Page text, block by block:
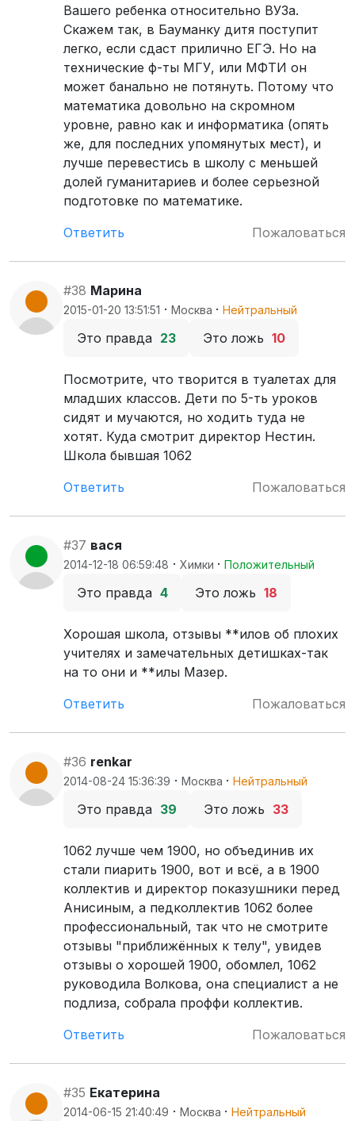
Вашего ребенка относительно ВУЗа.
Скажем так, в Бауманку дитя поступит
легко, если сдаст прилично ЕГЭ. Но на
технические ф-ты МГУ, или МФТИ он
может банально не потянуть. Потому что
математика довольно на скромном
уровне, равно как и информатика (опять
же, для последних упомянутых мест), и
лучше перевестись в школу с меньшей
долей гуманитариев и более серьезной
подготовке по математике.
Ответить
Пожаловаться
#38 Марина
2015-01-20 13:51:51 · Москва · Нейтральный
Это правда 23 Это ложь 10
Посмотрите, что творится в туалетах для
младших классов. Дети по 5-ть уроков
сидят и мучаются, но ходить туда не
хотят. Куда смотрит директор Нестин.
Школа бывшая 1062
Ответить
Пожаловаться
#37 вася
2014-12-18 06:59:48 · Химки · Положительный
Это правда 4 Это ложь 18
Хорошая школа, отзывы **илов об плохих
учителях и замечательных детишках-так
на то они и **илы Мазер.
Ответить
Пожаловаться
#36 renkar
2014-08-24 15:36:39 · Москва · Нейтральный
Это правда 39 Это ложь 33
1062 лучше чем 1900, но объединив их
стали пиарить 1900, вот и всё, а в 1900
коллектив и директор показушники перед
Анисиным, а педколлектив 1062 более
профессиональный, так что не смотрите
отзывы "приближённых к телу", увидев
отзывы о хорошей 1900, обомлел, 1062
руководила Волкова, она специалист а не
подлиза, собрала проффи коллектив.
Ответить
Пожаловаться
#35 Екатерина
2014-06-15 21:40:49 · Москва · Нейтральный